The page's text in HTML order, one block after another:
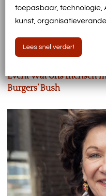
Event Wat ons mensen
Burgers’ Bush
toepasbaar, technologie,
kunst,
Lees snel verder!